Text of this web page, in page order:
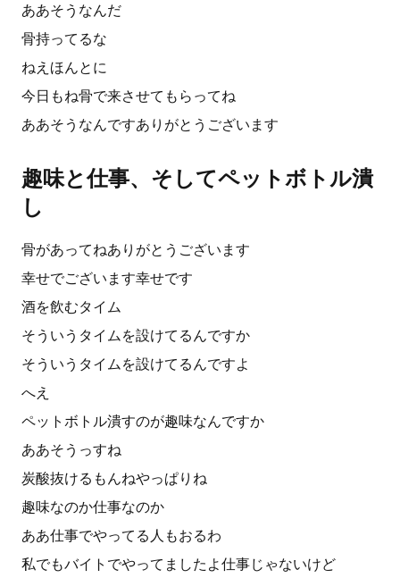
ああそうなんだ
骨持ってるな
ねえほんとに
今日もね骨で来させてもらってね
ああそうなんですありがとうございます
趣味と仕事、そしてペットボトル潰
し
骨があってねありがとうございます
幸せでございます幸せです
酒を飲むタイム
そういうタイムを設けてるんですか
そういうタイムを設けてるんですよ
へえ
ペットボトル潰すのが趣味なんですか
ああそうっすね
炭酸抜けるもんねやっぱりね
趣味なのか仕事なのか
ああ仕事でやってる人もおるわ
私でもバイトでやってましたよ仕事じゃないけど